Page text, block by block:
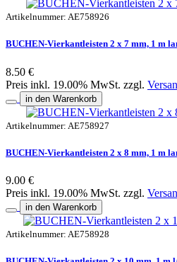
Artikelnummer: AE758926
BUCHEN-Vierkantleisten 2 x 7 mm, 1 m
8.50 €
Preis inkl. 19.00% MwSt. zzgl.
in den Warenkorb
Artikelnummer: AE758927
BUCHEN-Vierkantleisten 2 x 8 mm, 1 m
9.00 €
Preis inkl. 19.00% MwSt. zzgl.
in den Warenkorb
Artikelnummer: AE758928